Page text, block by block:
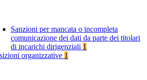
Sanzioni per mancata o incompleta
comunicazione dei dati da parte dei titolari
di incarichi dirigenziali 1
organizzative 1